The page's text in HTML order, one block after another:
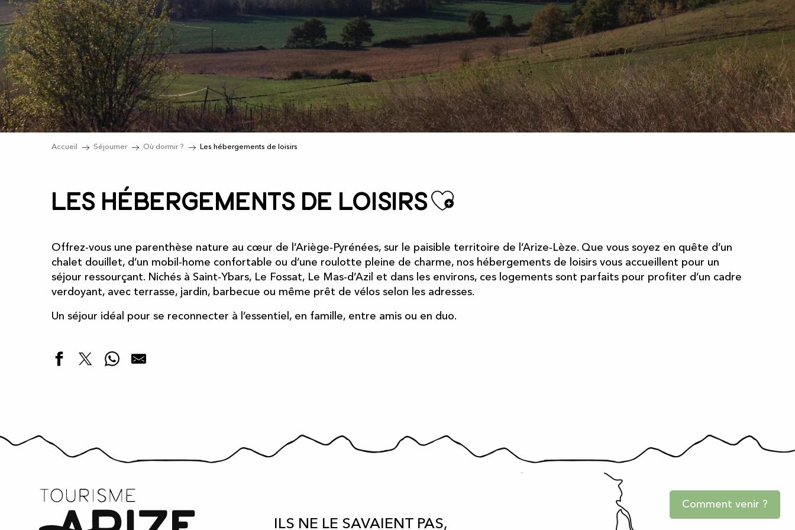
Accueil Séjourner Où dormir ? Les hébergements de loisirs
Les hébergements de loisirsAjouter aux favoris
Offrez-vous une parenthèse nature au cœur de l’Ariège‑Pyrénées, sur le paisible territoire de l’Arize‑Lèze. Que vous soyez en quête d’un
chalet douillet, d’un mobil-home confortable ou d’une roulotte pleine de charme, nos hébergements de loisirs vous accueillent pour un
séjour ressourçant. Nichés à Saint‑Ybars, Le Fossat, Le Mas‑d’Azil et dans les environs, ces logements sont parfaits pour profiter d’un cadre
verdoyant, avec terrasse, jardin, barbecue ou même prêt de vélos selon les adresses.
Un séjour idéal pour se reconnecter à l’essentiel, en famille, entre amis ou en duo.
Chalet L'Aster des Pyrénées
Pimpante Roulotte Circus
Chalet Le Rouge Coquelicot
Chalet de Couly
Chalet Le Bleu Azur
Chalet L'Iris des Pyrénées
Chalet Le Lis des Pyrénées
ILS NE LE SAVAIENT PAS,
Comment venir ?